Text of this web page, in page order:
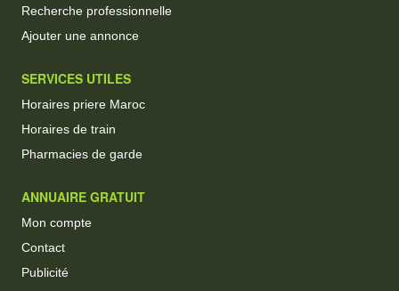
Recherche professionnelle
Ajouter une annonce
SERVICES UTILES
Horaires priere Maroc
Horaires de train
Pharmacies de garde
ANNUAIRE GRATUIT
Mon compte
Contact
Publicité